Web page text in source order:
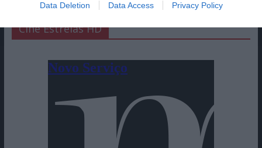
Data Deletion Data Access Privacy Policy
Cine Estreias HD